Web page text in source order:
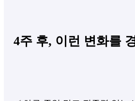
4주 후, 이런 변화를